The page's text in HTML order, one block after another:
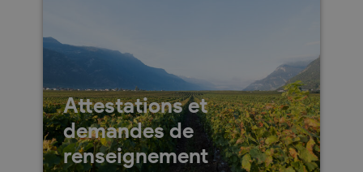
Attestations et
demandes de
renseignement